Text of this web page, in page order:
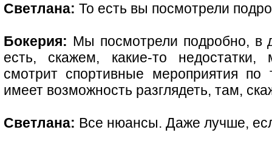
Светлана: То есть вы посмотрели
Бокерия: Мы посмотрели подробно, в
есть, скажем, какие-то
смотрит спортивные мероприятия
имеет возможность разглядеть, там,
Светлана: Все нюансы. Даже лучше,